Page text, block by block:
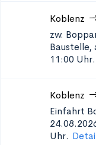
Koblenz
zw.
Baustelle,
11:00 Uhr.
Koblenz
Einfahrt
Uhr.